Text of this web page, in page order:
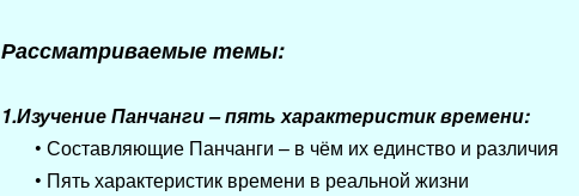
Рассматриваемые темы:
1.Изучение Панчанги – пять характеристик времени:
• Составляющие Панчанги – в чём их единство и различия
• Пять характеристик времени в реальной жизни